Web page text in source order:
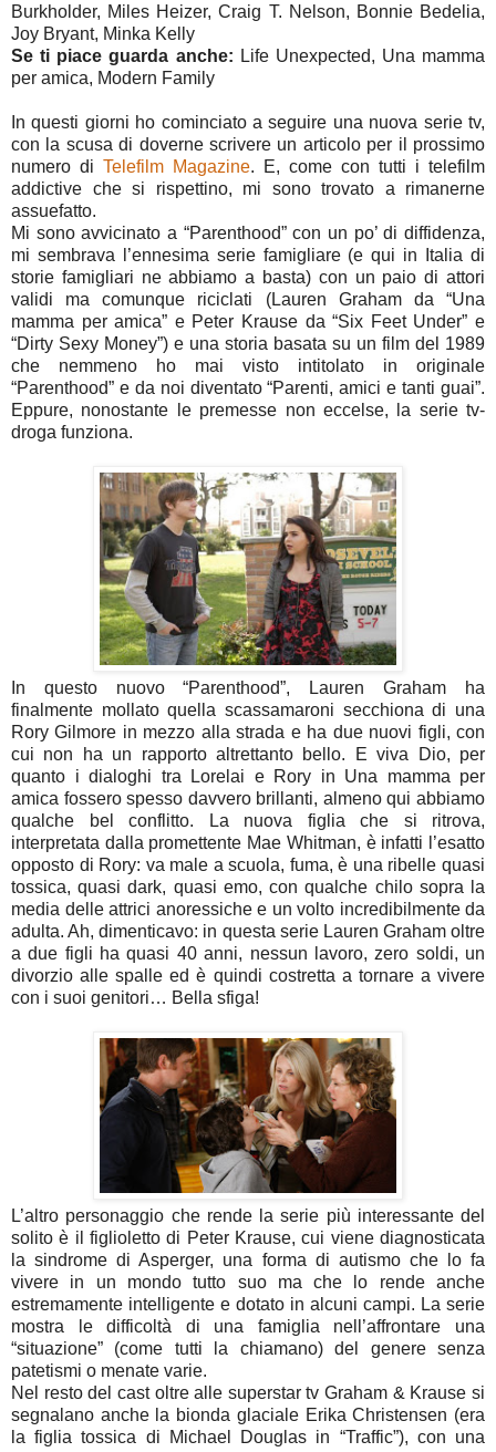
Burkholder, Miles Heizer, Craig T. Nelson, Bonnie Bedelia,
Joy Bryant, Minka Kelly
Se ti piace guarda anche: Life Unexpected, Una mamma
per amica, Modern Family
In questi giorni ho cominciato a seguire una nuova serie tv,
con la scusa di doverne scrivere un articolo per il prossimo
numero di Telefilm Magazine. E, come con tutti i telefilm
addictive che si rispettino, mi sono trovato a rimanerne
assuefatto.
Mi sono avvicinato a “Parenthood” con un po’ di diffidenza,
mi sembrava l’ennesima serie famigliare (e qui in Italia di
storie famigliari ne abbiamo a basta) con un paio di attori
validi ma comunque riciclati (Lauren Graham da “Una
mamma per amica” e Peter Krause da “Six Feet Under” e
“Dirty Sexy Money”) e una storia basata su un film del 1989
che nemmeno ho mai visto intitolato in originale
“Parenthood” e da noi diventato “Parenti, amici e tanti guai”.
Eppure, nonostante le premesse non eccelse, la serie tv-
droga funziona.
In questo nuovo “Parenthood”, Lauren Graham ha
finalmente mollato quella scassamaroni secchiona di una
Rory Gilmore in mezzo alla strada e ha due nuovi figli, con
cui non ha un rapporto altrettanto bello. E viva Dio, per
quanto i dialoghi tra Lorelai e Rory in Una mamma per
amica fossero spesso davvero brillanti, almeno qui abbiamo
qualche bel conflitto. La nuova figlia che si ritrova,
interpretata dalla promettente Mae Whitman, è infatti l’esatto
opposto di Rory: va male a scuola, fuma, è una ribelle quasi
tossica, quasi dark, quasi emo, con qualche chilo sopra la
media delle attrici anoressiche e un volto incredibilmente da
adulta. Ah, dimenticavo: in questa serie Lauren Graham oltre
a due figli ha quasi 40 anni, nessun lavoro, zero soldi, un
divorzio alle spalle ed è quindi costretta a tornare a vivere
con i suoi genitori… Bella sfiga!
L’altro personaggio che rende la serie più interessante del
solito è il figlioletto di Peter Krause, cui viene diagnosticata
la sindrome di Asperger, una forma di autismo che lo fa
vivere in un mondo tutto suo ma che lo rende anche
estremamente intelligente e dotato in alcuni campi. La serie
mostra le difficoltà di una famiglia nell’affrontare una
“situazione” (come tutti la chiamano) del genere senza
patetismi o menate varie.
Nel resto del cast oltre alle superstar tv Graham & Krause si
segnalano anche la bionda glaciale Erika Christensen (era
la figlia tossica di Michael Douglas in “Traffic”), con una